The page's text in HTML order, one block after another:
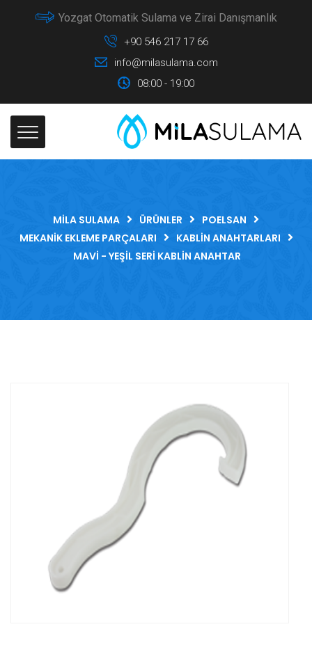
Yozgat Otomatik Sulama ve Zirai Danışmanlık
+90 546 217 17 66
info@milasulama.com
08:00 - 19:00
MILA SULAMA ÜRÜNLER
POELSAN
MEKANIK EKLEME PARÇALARI
KABLIN ANAHTARLARI
MAVI - YEŞIL SERI KABLIN ANAHTAR